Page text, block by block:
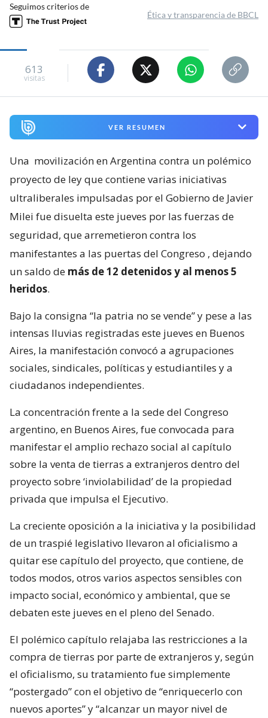
Seguimos criterios de
Ética y transparencia de BBCL
613
visitas
VER RESUMEN
Una movilización en Argentina contra un polémico
proyecto de ley que contiene varias iniciativas
ultraliberales impulsadas por el Gobierno de Javier
Milei fue disuelta este jueves por las fuerzas de
seguridad, que arremetieron contra los
manifestantes a las puertas del Congreso , dejando
un saldo de más de 12 detenidos y al menos 5
heridos.
Bajo la consigna “la patria no se vende” y pese a las
intensas lluvias registradas este jueves en Buenos
Aires, la manifestación convocó a agrupaciones
sociales, sindicales, políticas y estudiantiles y a
ciudadanos independientes.
La concentración frente a la sede del Congreso
argentino, en Buenos Aires, fue convocada para
manifestar el amplio rechazo social al capítulo
sobre la venta de tierras a extranjeros dentro del
proyecto sobre ‘inviolabilidad’ de la propiedad
privada que impulsa el Ejecutivo.
La creciente oposición a la iniciativa y la posibilidad
de un traspié legislativo llevaron al oficialismo a
quitar ese capítulo del proyecto, que contiene, de
todos modos, otros varios aspectos sensibles con
impacto social, económico y ambiental, que se
debaten este jueves en el pleno del Senado.
El polémico capítulo relajaba las restricciones a la
compra de tierras por parte de extranjeros y, según
el oficialismo, su tratamiento fue simplemente
“postergado” con el objetivo de “enriquecerlo con
nuevos aportes” y “alcanzar un mayor nivel de